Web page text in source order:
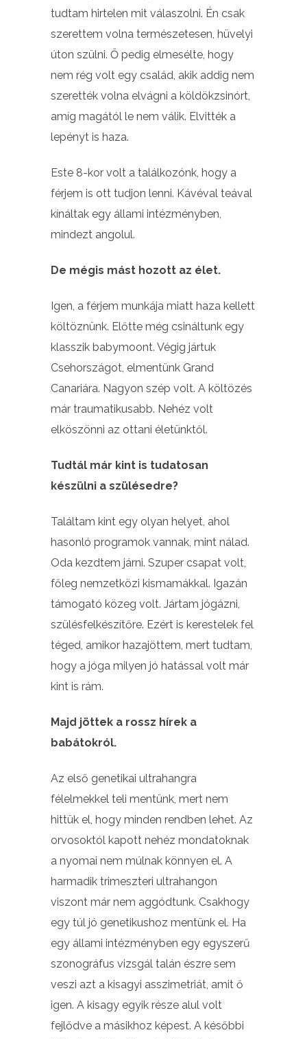
tudtam hirtelen mit válaszolni. Én csak
szerettem volna természetesen, hüvelyi
úton szülni. Ő pedig elmesélte, hogy
nem rég volt egy család, akik addig nem
szerették volna elvágni a köldökzsinórt,
amíg magától le nem válik. Elvitték a
lepényt is haza.
Este 8-kor volt a találkozónk, hogy a
férjem is ott tudjon lenni. Kávéval teával
kínáltak egy állami intézményben,
mindezt angolul.
De mégis mást hozott az élet.
Igen, a férjem munkája miatt haza kellett
költöznünk. Előtte még csináltunk egy
klasszik babymoont. Végig jártuk
Csehországot, elmentünk Grand
Canariára. Nagyon szép volt. A költözés
már traumatikusabb. Nehéz volt
elköszönni az ottani életünktől.
Tudtál már kint is tudatosan
készülni a szülésedre?
Találtam kint egy olyan helyet, ahol
hasonló programok vannak, mint nálad.
Oda kezdtem járni. Szuper csapat volt,
főleg nemzetközi kismamákkal. Igazán
támogató közeg volt. Jártam jógázni,
szülésfelkészítőre. Ezért is kerestelek fel
téged, amikor hazajöttem, mert tudtam,
hogy a jóga milyen jó hatással volt már
kint is rám.
Majd jöttek a rossz hírek a
babátokról.
Az első genetikai ultrahangra
félelmekkel teli mentünk, mert nem
hittük el, hogy minden rendben lehet. Az
orvosoktól kapott nehéz mondatoknak
a nyomai nem múlnak könnyen el. A
harmadik trimeszteri ultrahangon
viszont már nem aggódtunk. Csakhogy
egy túl jó genetikushoz mentünk el. Ha
egy állami intézményben egy egyszerű
szonográfus vizsgál talán észre sem
veszi azt a kisagyi asszimetriát, amit ő
igen. A kisagy egyik része alul volt
fejlődve a másikhoz képest. A későbbi